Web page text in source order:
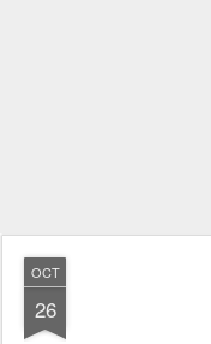
OCT
26